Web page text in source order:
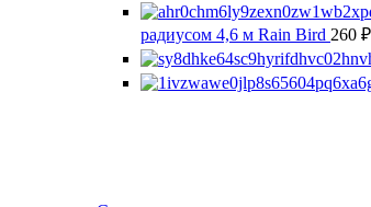
радиусом 4,6 м Rain Bird 260 ₽